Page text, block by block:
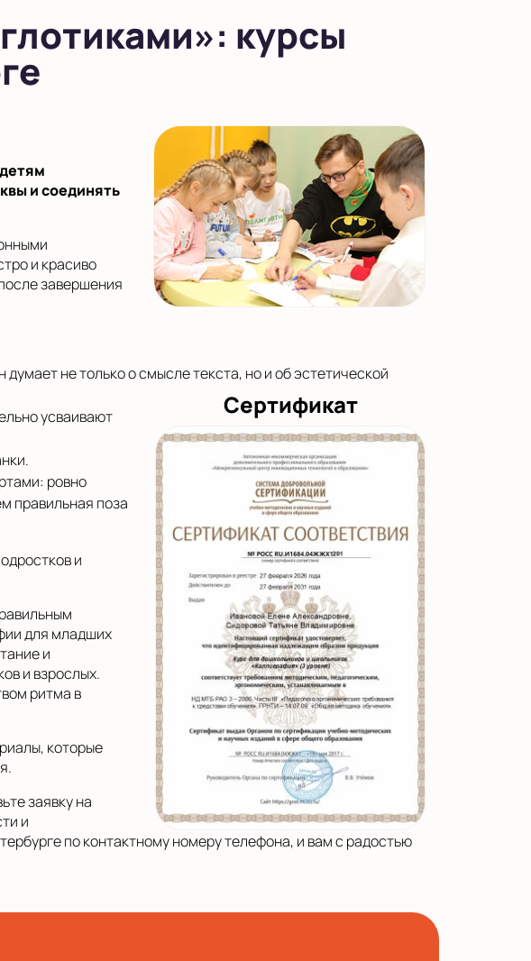
курсы
и соединять
и красиво
завершения
не только о смысле текста, но и об эстетической
Сертификат
усваивают
ровно
правильная поза
и
для младших
и
и взрослых.
ритма в
которые
заявку на
и
по контактному номеру телефона, и вам с радостью